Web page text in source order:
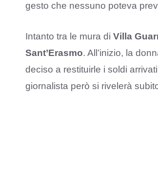
gesto che nessuno poteva
Intanto tra le mura di Villa
Sant’Erasmo. All’inizio, la
deciso a restituirle i soldi
giornalista però si rivelerà